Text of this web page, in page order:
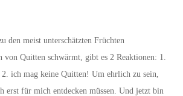
den meist unterschätzten Früchten
Quitten schwärmt, gibt es 2 Reaktionen: 1.
ich mag keine Quitten! Um ehrlich zu sein,
erst für mich entdecken müssen. Und jetzt bin